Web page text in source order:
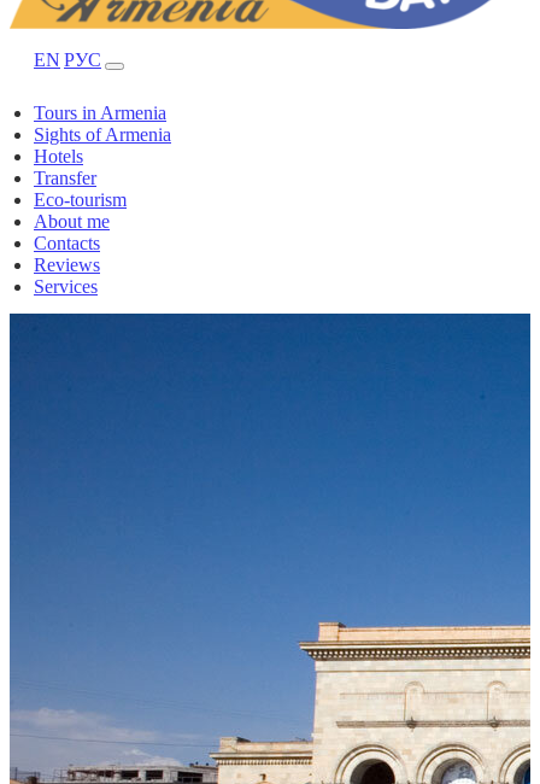
EN РУС
Tours in Armenia
Sights of Armenia
Hotels
Transfer
Eco-tourism
About me
Contacts
Reviews
Services